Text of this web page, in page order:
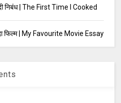
निबंध | The First Time I Cooked
फिल्म | My Favourite Movie Essay